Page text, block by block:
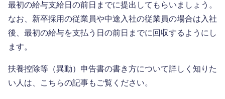
最初の給与支給日の前日までに提出してもらいましょう。
なお、新卒採用の従業員や中途入社の従業員の場合は入社
後、最初の給与を支払う日の前日までに回収するようにし
ます。
扶養控除等（異動）申告書の書き方について詳しく知りた
い人は、こちらの記事もご覧ください。